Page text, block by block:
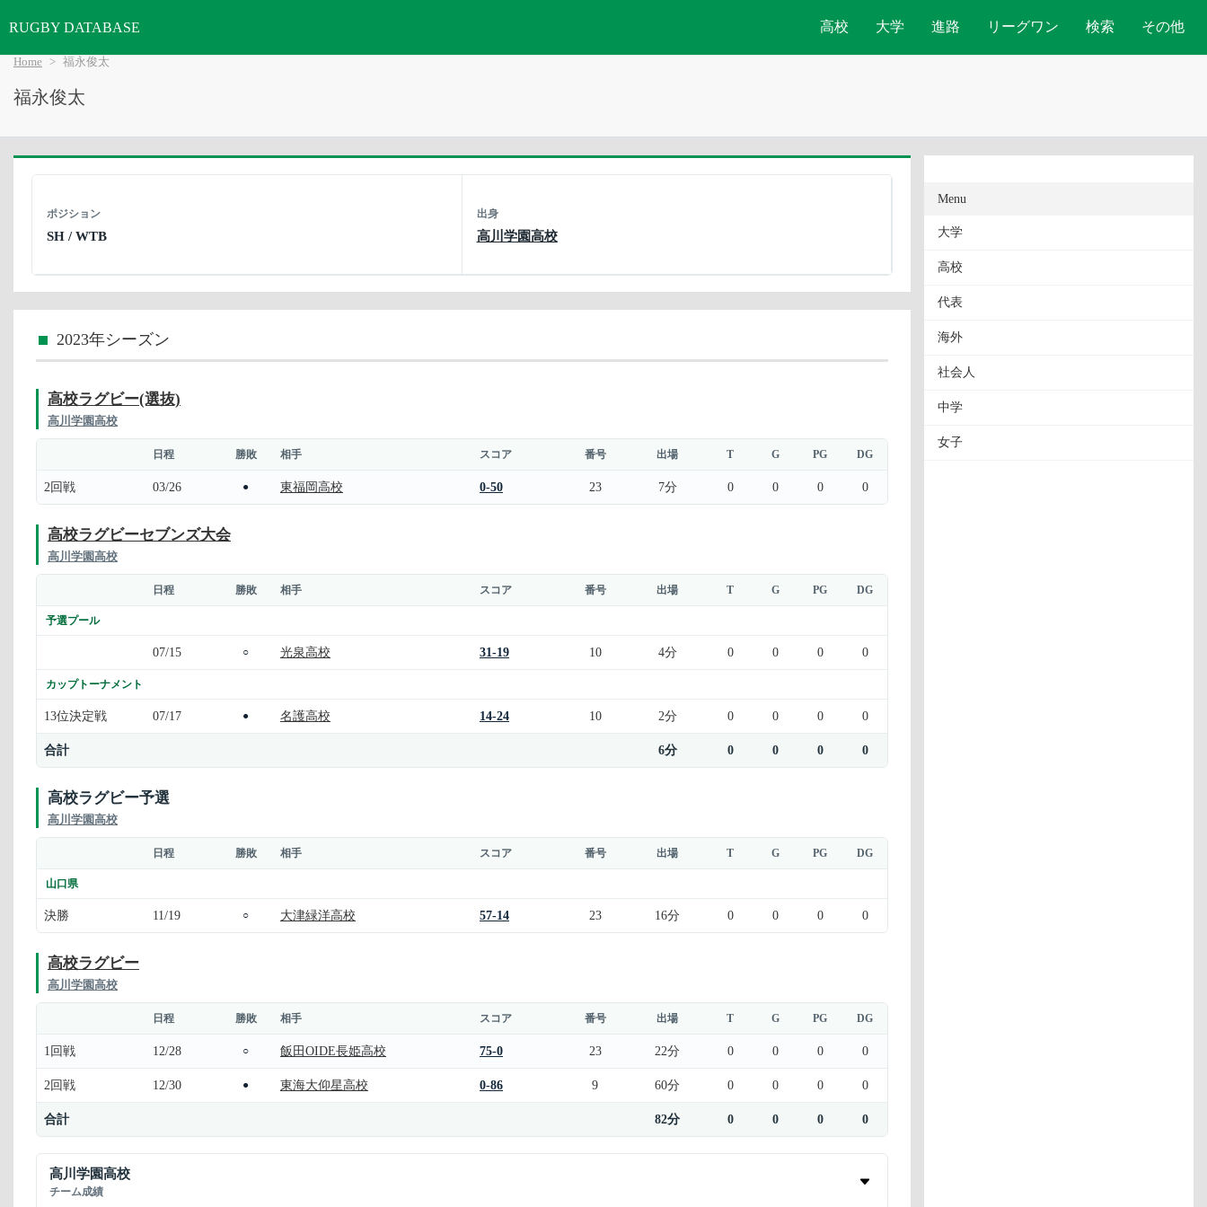
RUGBY DATABASE 高校 大学 進路 リーグワン 検索 その他
Home 福永俊太
福永俊太
ポジション
SH / WTB
出身
高川学園高校
2023年シーズン
高校ラグビー(選抜)
高川学園高校
日程 勝敗 相手 スコア 番号 出場 T G PG DG
2回戦 03/26 ● 東福岡高校 0-50 23 7分 0 0 0 0
高校ラグビーセブンズ大会
高川学園高校
日程 勝敗 相手 スコア 番号 出場 T G PG DG
予選プール
07/15 ○ 光泉高校 31-19 10 4分 0 0 0 0
カップトーナメント
13位決定戦 07/17 ● 名護高校 14-24 10 2分 0 0 0 0
合計 6分 0 0 0 0
高校ラグビー予選
高川学園高校
日程 勝敗 相手 スコア 番号 出場 T G PG DG
山口県
決勝 11/19 ○ 大津緑洋高校 57-14 23 16分 0 0 0 0
高校ラグビー
高川学園高校
日程 勝敗 相手 スコア 番号 出場 T G PG DG
1回戦 12/28 ○ 飯田OIDE長姫高校 75-0 23 22分 0 0 0 0
2回戦 12/30 ● 東海大仰星高校 0-86 9 60分 0 0 0 0
合計 82分 0 0 0 0
高川学園高校
チーム成績
Menu
大学
高校
代表
海外
社会人
中学
女子